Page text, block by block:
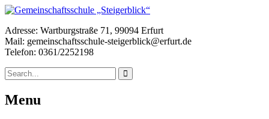
Adresse: Wartburgstraße 71, 99094 Erfurt
Mail: gemeinschaftsschule-steigerblick@erfurt.de
Telefon: 0361/2252198
Menu